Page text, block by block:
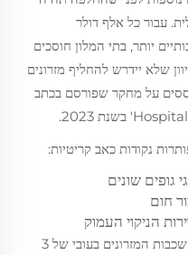
עבור כל אלף דולר
יותר, בתי המלון חוסכים
שלא יידרש להחליף מזרונים
על מחקר שפורסם בכתב
נקודות כאב קריטיות:
גופים שונים
חום
הניקוי העמוק
בתי המלון מתחילים לראות באמת את שכבות המזרונים בעובי של 3